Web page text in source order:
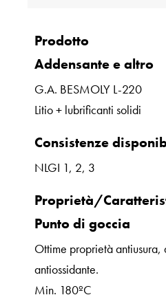
Prodotto
Addensante e altro
G.A. BESMOLY L-220
Litio + lubrificanti solidi
Consistenze
NLGI 1, 2, 3
Proprietà/
Punto di goccia
Ottime proprietà
antiossidante.
Min. 180ºC